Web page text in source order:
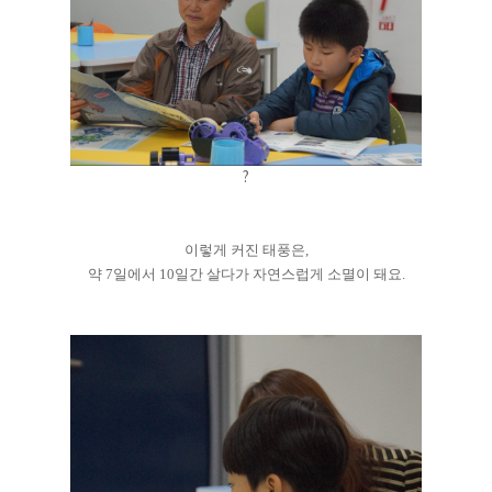
?
이렇게 커진 태풍은,
약 7일에서 10일간 살다가 자연스럽게 소멸이 돼요.